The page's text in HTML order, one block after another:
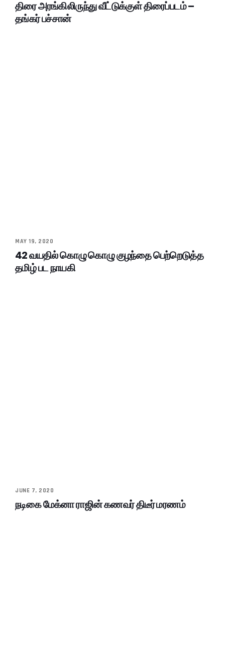
திரை அரங்கிலிருந்து வீட்டுக்குள் திரைப்படம் –
தங்கர் பச்சான்
MAY 19, 2020
42 வயதில் கொழு கொழு குழந்தை பெற்றெடுத்த
தமிழ் பட நாயகி
JUNE 7, 2020
நடிகை மேக்னா ராஜின் கணவர் திடீர் மரணம்